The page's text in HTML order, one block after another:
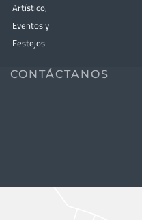
Artístico,
Eventos y
Festejos
CONTÁCTANOS